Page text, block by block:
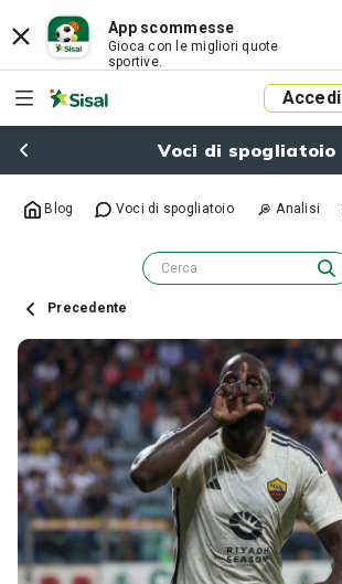
App scommesse
Gioca con le migliori quote
sportive.
Accedi
Voci di spogliatoio
Blog Voci di spogliatoio Analisi
Precedente